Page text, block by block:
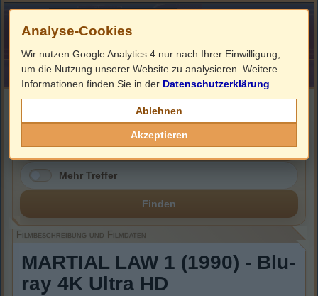
HOME ImpressumLinks
Filmbeschreibung, Cover & Blu-ray Infos
Mehr Treffer
Finden
Filmbeschreibung und Filmdaten
MARTIAL LAW 1 (1990) - Blu-
ray 4K Ultra HD
Analyse-Cookies
Wir nutzen Google Analytics 4 nur nach Ihrer Einwilligung,
um die Nutzung unserer Website zu analysieren. Weitere
Informationen finden Sie in der Datenschutzerklärung
Ablehnen
Akzeptieren